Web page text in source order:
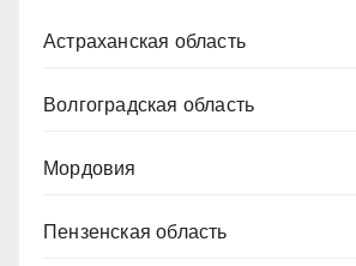
Астраханская область
Волгоградская область
Мордовия
Пензенская область